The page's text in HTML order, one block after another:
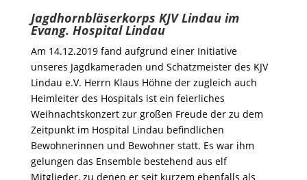
Jagdhornbläserkorps KJV Lindau im
Evang. Hospital Lindau
Am 14.12.2019 fand aufgrund einer Initiative
unseres Jagdkameraden und Schatzmeister des KJV
Lindau e.V. Herrn Klaus Höhne der zugleich auch
Heimleiter des Hospitals ist ein feierliches
Weihnachtskonzert zur großen Freude der zu dem
Zeitpunkt im Hospital Lindau befindlichen
Bewohnerinnen und Bewohner statt. Es war ihm
gelungen das Ensemble bestehend aus elf
Mitglieder, zu denen er seit kurzem ebenfalls als